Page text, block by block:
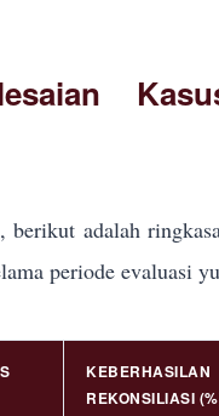
adalah
periode evaluasi
KEBERHASILAN
REKONSILIASI